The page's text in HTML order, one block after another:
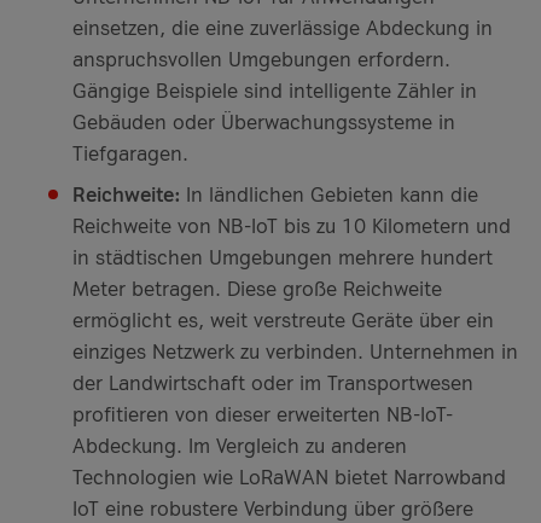
einsetzen, die eine zuverlässige Abdeckung in
anspruchsvollen Umgebungen erfordern.
Gängige Beispiele sind intelligente Zähler in
Gebäuden oder Überwachungssysteme in
Tiefgaragen.
Reichweite: In ländlichen Gebieten kann die
Reichweite von NB-IoT bis zu 10 Kilometern und
in städtischen Umgebungen mehrere hundert
Meter betragen. Diese große Reichweite
ermöglicht es, weit verstreute Geräte über ein
einziges Netzwerk zu verbinden. Unternehmen in
der Landwirtschaft oder im Transportwesen
profitieren von dieser erweiterten NB-IoT-
Abdeckung. Im Vergleich zu anderen
Technologien wie LoRaWAN bietet Narrowband
IoT eine robustere Verbindung über größere